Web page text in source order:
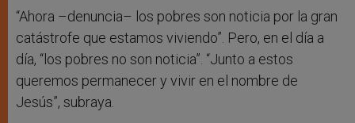
“Ahora –denuncia– los pobres son noticia por la gran
catástrofe que estamos viviendo”. Pero, en el día a
día, “los pobres no son noticia”. “Junto a estos
queremos permanecer y vivir en el nombre de
Jesús”, subraya.